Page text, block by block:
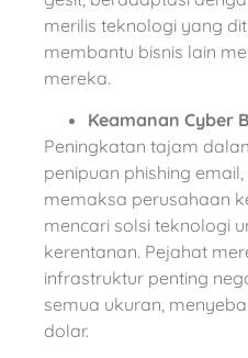
merilis teknologi yang
membantu bisnis lain
mereka.
Keamanan Cyber
Peningkatan tajam
penipuan phishing
memaksa perusahaan
mencari solsi teknologi
kerentanan. Pejahat
infrastruktur penting
semua ukuran,
dolar.